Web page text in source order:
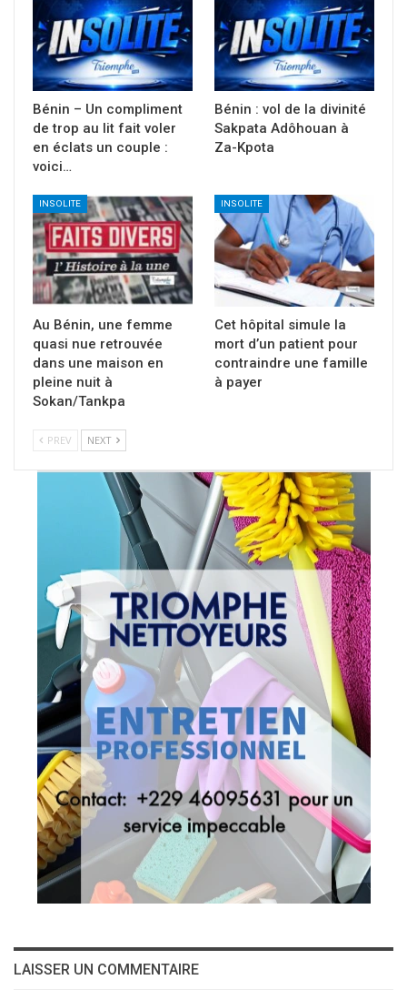
Bénin – Un compliment
de trop au lit fait voler
en éclats un couple :
voici…
Bénin : vol de la divinité
Sakpata Adôhouan à
Za-Kpota
INSOLITE
Au Bénin, une femme
quasi nue retrouvée
dans une maison en
pleine nuit à
Sokan/Tankpa
INSOLITE
Cet hôpital simule la
mort d’un patient pour
contraindre une famille
à payer
PREV NEXT
LAISSER UN COMMENTAIRE